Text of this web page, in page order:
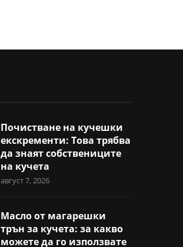
Почистване на кучешки
екскременти: Това трябва
да знаят собствениците
на кучета
август 7, 2026
Масло от магарешки
трън за кучета: за какво
можете да го използвате